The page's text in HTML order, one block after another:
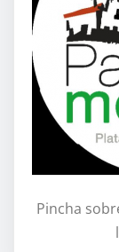
Pincha